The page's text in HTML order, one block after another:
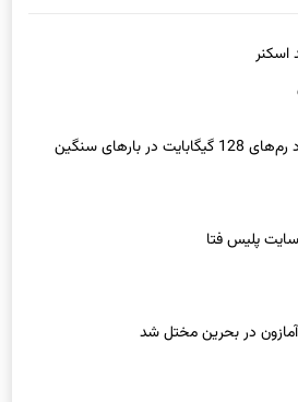
اسکنر
در بارهای سنگین
پلیس فتا
در بحرین مختل شد